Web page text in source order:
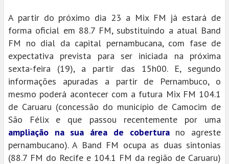
A partir do próximo dia 23 a Mix FM já estará de
forma oficial em 88.7 FM, substituindo a atual Band
FM no dial da capital pernambucana, com fase de
expectativa prevista para ser iniciada na próxima
sexta-feira (19), a partir das 15h00. E, segundo
informações apuradas a partir de Pernambuco, o
mesmo poderá acontecer com a futura Mix FM 104.1
de Caruaru (concessão do município de Camocim de
São Félix e que passou recentemente por uma
ampliação na sua área de coberturano agreste
pernambucano). A Band FM ocupa as duas sintonias
(88.7 FM do Recife e 104.1 FM da região de Caruaru)